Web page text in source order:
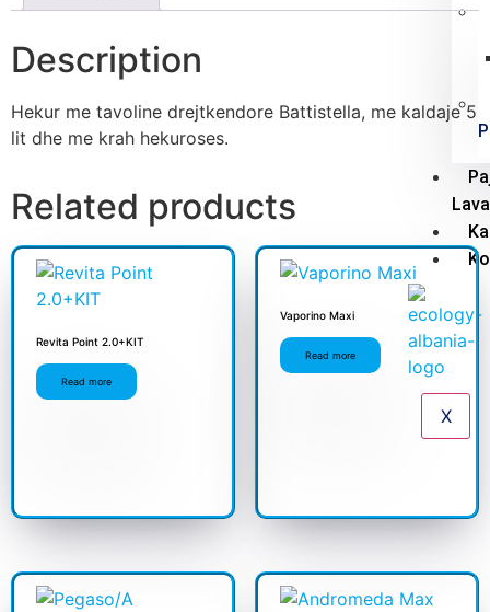
X
Description
Hekur me tavoline drejtkendore Battistella, me kaldaje 5
lit dhe me krah hekuroses.
Related products
Revita Point 2.0+KIT
Read more
Vaporino Maxi
Read more